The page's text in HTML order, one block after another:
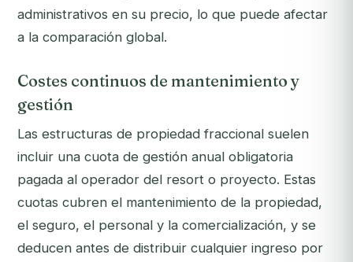
administrativos en su precio, lo que puede afectar
a la comparación global.
Costes continuos de mantenimiento y
gestión
Las estructuras de propiedad fraccional suelen
incluir una cuota de gestión anual obligatoria
pagada al operador del resort o proyecto. Estas
cuotas cubren el mantenimiento de la propiedad,
el seguro, el personal y la comercialización, y se
deducen antes de distribuir cualquier ingreso por